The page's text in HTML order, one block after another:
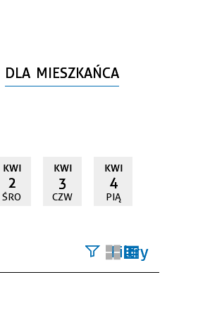
DLA MIESZKAŃCA
KWI
2
ŚRO
KWI
3
CZW
KWI
4
PIĄ
Filtry